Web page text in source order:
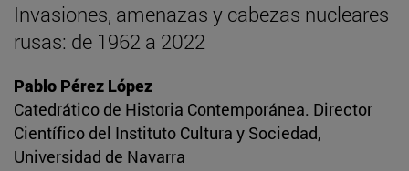
Invasiones, amenazas y cabezas nucleares
rusas: de 1962 a 2022
Pablo Pérez López
Catedrático de Historia Contemporánea. Director
Científico del Instituto Cultura y Sociedad,
Universidad de Navarra